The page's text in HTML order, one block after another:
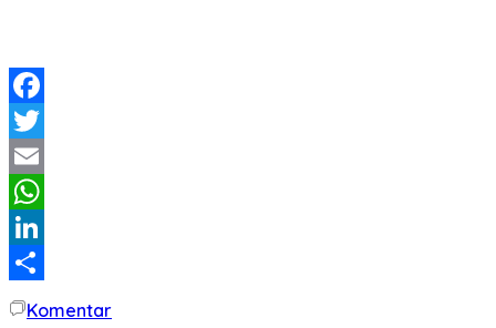
Facebook
Twitter
Email
WhatsApp
LinkedIn
ShareKomentar